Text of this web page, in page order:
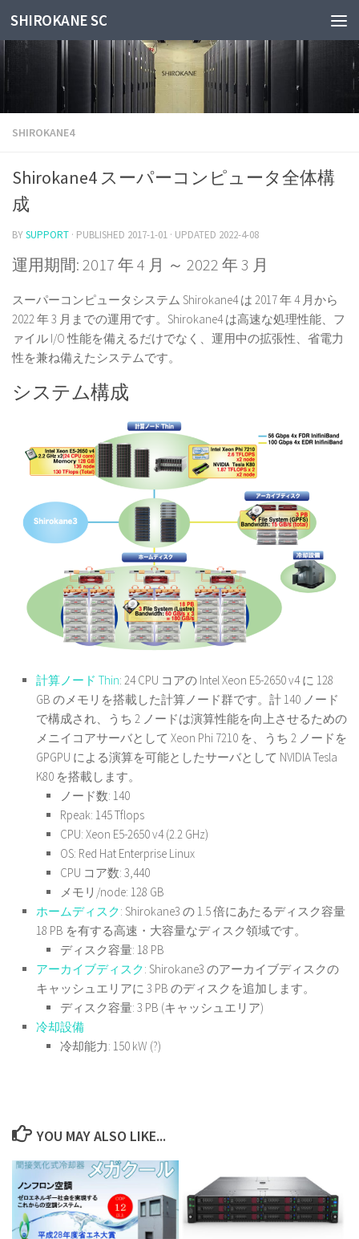
Skip to content
SHIROKANE SC
SHIROKANE4
Shirokane4 スーパーコンピュータ全体構
成
BYSUPPORT · PUBLISHED 2017-1-01 · UPDATED 2022-4-08
運用期間: 2017 年 4 月 ～ 2022 年 3 月
スーパーコンピュータシステム Shirokane4 は 2017 年 4 月から
2022 年 3 月までの運用です。Shirokane4 は高速な処理性能、フ
ァイル I/O 性能を備えるだけでなく、運用中の拡張性、省電力
性を兼ね備えたシステムです。
システム構成
計算ノード Thin: 24 CPU コアの Intel Xeon E5-2650 v4 に 128
GB のメモリを搭載した計算ノード群です。計 140 ノード
で構成され、うち 2 ノードは演算性能を向上させるための
メニイコアサーバとして Xeon Phi 7210 を、うち 2 ノードを
GPGPU による演算を可能としたサーバとして NVIDIA Tesla
K80 を搭載します。
ノード数: 140
Rpeak: 145 Tflops
CPU: Xeon E5-2650 v4 (2.2 GHz)
OS: Red Hat Enterprise Linux
CPU コア数: 3,440
メモリ/node: 128 GB
ホームディスク: Shirokane3 の 1.5 倍にあたるディスク容量
18 PB を有する高速・大容量なディスク領域です。
ディスク容量: 18 PB
アーカイブディスク: Shirokane3 のアーカイブディスクの
キャッシュエリアに 3 PB のディスクを追加します。
ディスク容量: 3 PB (キャッシュエリア)
冷却設備
冷却能力: 150 kW (?)
YOU MAY ALSO LIKE...